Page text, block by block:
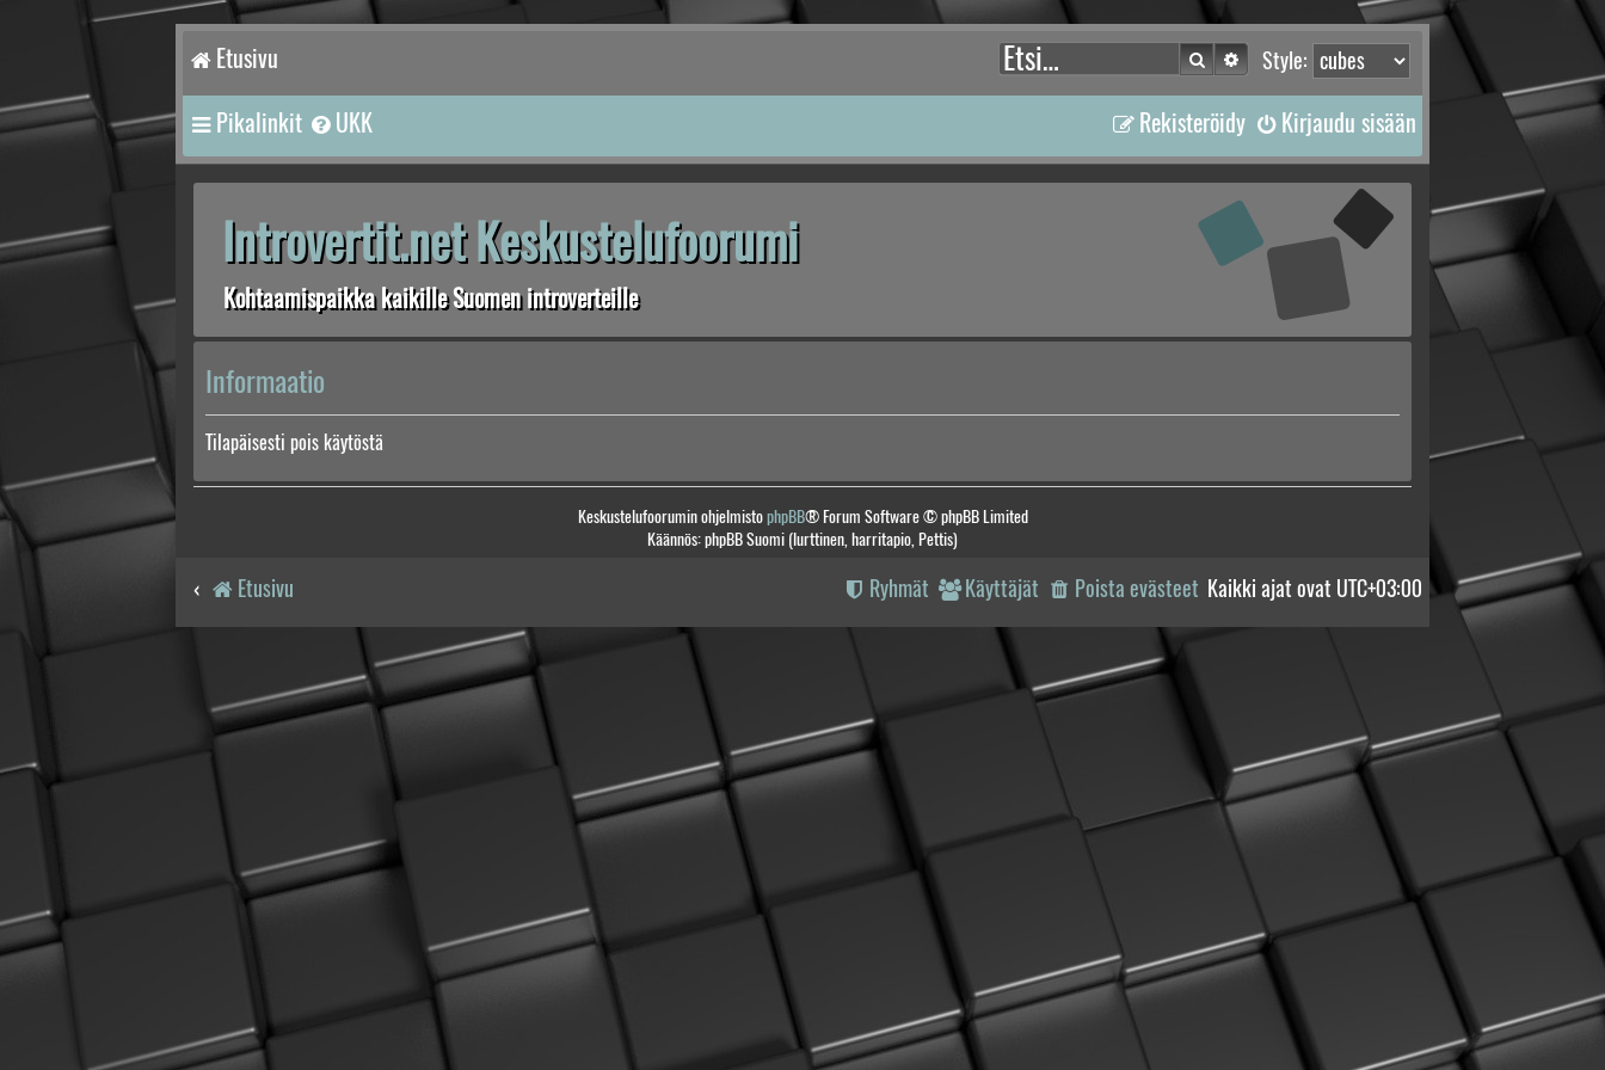
Etusivu Style:
Etsi Tarkennettu haku
Pikalinkit UKK Kirjaudu sisään
Rekisteröidy
Introvertit.net Keskustelufoorumi
Kohtaamispaikka kaikille Suomen introverteille
Informaatio
Tilapäisesti pois käytöstä
Keskustelufoorumin ohjelmistophpBB® Forum Software © phpBB Limited
Käännös: phpBB Suomi (lurttinen, harritapio, Pettis)
Etusivu Kaikki ajat ovat UTC+03:00
Poista evästeet
Käyttäjät
Ryhmät